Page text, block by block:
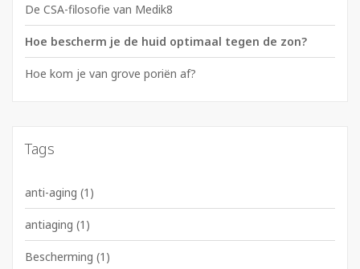
De CSA-filosofie van Medik8
Hoe bescherm je de huid optimaal tegen de zon?
Hoe kom je van grove poriën af?
Tags
anti-aging (1)
antiaging (1)
Bescherming (1)